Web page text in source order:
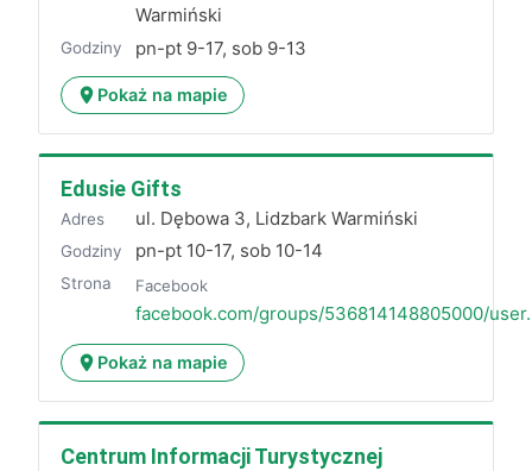
Warmiński
Godziny pn-pt 9-17, sob 9-13
Pokaż na mapie
Edusie Gifts
Adres ul. Dębowa 3, Lidzbark Warmiński
Godziny pn-pt 10-17, sob 10-14
Strona Facebook
facebook.com/groups/536814148805000/
Pokaż na mapie
Centrum Informacji Turystycznej